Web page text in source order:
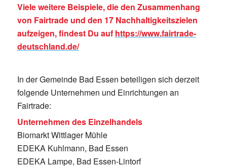
Viele weitere Beispiele, die den Zusammenhang
von Fairtrade und den 17 Nachhaltigkeitszielen
aufzeigen, findest Du auf https://www.fairtrade-
deutschland.de/
In der Gemeinde Bad Essen beteiligen sich derzeit
folgende Unternehmen und Einrichtungen an
Fairtrade:
Unternehmen des Einzelhandels
Biomarkt Wittlager Mühle
EDEKA Kuhlmann, Bad Essen
EDEKA Lampe, Bad Essen-Lintorf